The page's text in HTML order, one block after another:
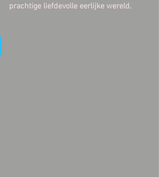
prachtige liefdevolle eerlijke wereld.